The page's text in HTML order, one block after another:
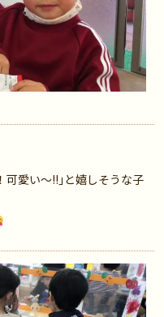
可愛い〜!!｣と嬉しそうな子